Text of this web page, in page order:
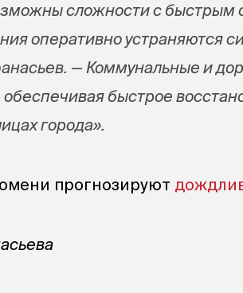
сложности с быстрым
оперативно устраняются
— Коммунальные и
быстрое
города».
прогнозируют